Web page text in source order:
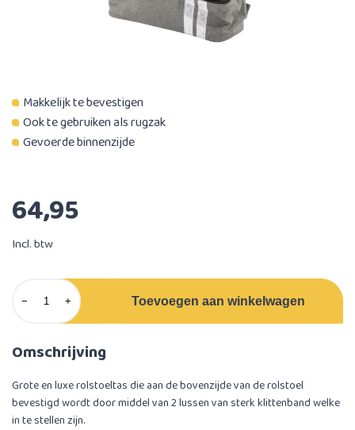
Makkelijk te bevestigen
Ook te gebruiken als rugzak
Gevoerde binnenzijde
64,95
Incl. btw
− + Toevoegen aan winkelwagen
Omschrijving
Grote en luxe rolstoeltas die aan de bovenzijde van de rolstoel
bevestigd wordt door middel van 2 lussen van sterk klittenband welke
in te stellen zijn.